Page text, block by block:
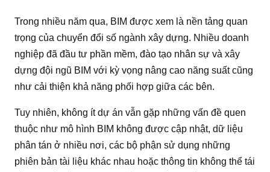
Trong nhiều năm qua, BIM được xem là nền tảng quan
trọng của chuyển đổi số ngành xây dựng. Nhiều doanh
nghiệp đã đầu tư phần mềm, đào tạo nhân sự và xây
dựng đội ngũ BIM với kỳ vọng nâng cao năng suất cũng
như cải thiện khả năng phối hợp giữa các bên.
Tuy nhiên, không ít dự án vẫn gặp những vấn đề quen
thuộc như mô hình BIM không được cập nhật, dữ liệu
phân tán ở nhiều nơi, các bộ phận sử dụng những
phiên bản tài liệu khác nhau hoặc thông tin không thể tái